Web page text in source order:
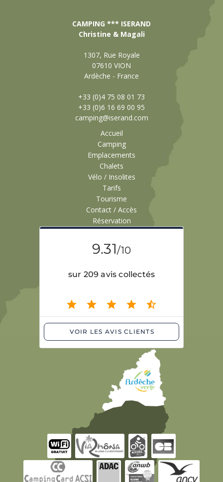
CAMPING *** ISERAND
Christine & Magali
1307, Rue Royale
07610 VION
Ardèche - France
+33 (0)4 75 08 01 73
+33 (0)6 16 69 00 95
camping@iserand.com
Accueil
Camping
Emplacements
Chalets
Vélo / Insolites
Tarifs
Tourisme
Contact / Accès
Réservation